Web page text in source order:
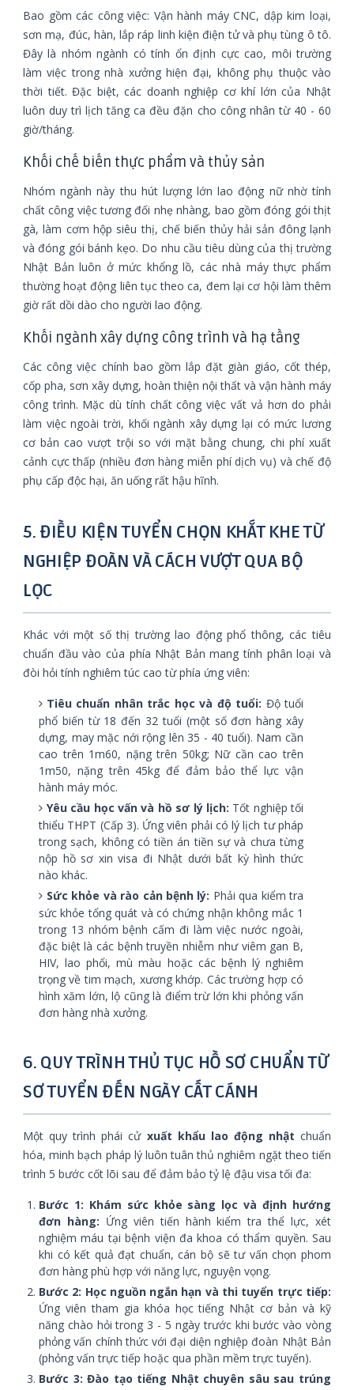
Bao gồm các công việc: Vận hành máy CNC, dập kim loại,
sơn mạ, đúc, hàn, lắp ráp linh kiện điện tử và phụ tùng ô tô.
Đây là nhóm ngành có tính ổn định cực cao, môi trường
làm việc trong nhà xưởng hiện đại, không phụ thuộc vào
thời tiết. Đặc biệt, các doanh nghiệp cơ khí lớn của Nhật
luôn duy trì lịch tăng ca đều đặn cho công nhân từ 40 - 60
giờ/tháng.
Khối chế biến thực phẩm và thủy sản
Nhóm ngành này thu hút lượng lớn lao động nữ nhờ tính
chất công việc tương đối nhẹ nhàng, bao gồm đóng gói thịt
gà, làm cơm hộp siêu thị, chế biến thủy hải sản đông lạnh
và đóng gói bánh kẹo. Do nhu cầu tiêu dùng của thị trường
Nhật Bản luôn ở mức khổng lồ, các nhà máy thực phẩm
thường hoạt động liên tục theo ca, đem lại cơ hội làm thêm
giờ rất dồi dào cho người lao động.
Khối ngành xây dựng công trình và hạ tầng
Các công việc chính bao gồm lắp đặt giàn giáo, cốt thép,
cốp pha, sơn xây dựng, hoàn thiện nội thất và vận hành máy
công trình. Mặc dù tính chất công việc vất vả hơn do phải
làm việc ngoài trời, khối ngành xây dựng lại có mức lương
cơ bản cao vượt trội so với mặt bằng chung, chi phí xuất
cảnh cực thấp (nhiều đơn hàng miễn phí dịch vụ) và chế độ
phụ cấp độc hại, ăn uống rất hậu hĩnh.
5. ĐIỀU KIỆN TUYỂN CHỌN KHẮT KHE TỪ
NGHIỆP ĐOÀN VÀ CÁCH VƯỢT QUA BỘ
LỌC
Khác với một số thị trường lao động phổ thông, các tiêu
chuẩn đầu vào của phía Nhật Bản mang tính phân loại và
đòi hỏi tính nghiêm túc cao từ phía ứng viên:
Tiêu chuẩn nhân trắc học và độ tuổi: Độ tuổi
phổ biến từ 18 đến 32 tuổi (một số đơn hàng xây
dựng, may mặc nới rộng lên 35 - 40 tuổi). Nam cần
cao trên 1m60, nặng trên 50kg; Nữ cần cao trên
1m50, nặng trên 45kg để đảm bảo thể lực vận
hành máy móc.
Yêu cầu học vấn và hồ sơ lý lịch: Tốt nghiệp tối
thiểu THPT (Cấp 3). Ứng viên phải có lý lịch tư pháp
trong sạch, không có tiền án tiền sự và chưa từng
nộp hồ sơ xin visa đi Nhật dưới bất kỳ hình thức
nào khác.
Sức khỏe và rào cản bệnh lý: Phải qua kiểm tra
sức khỏe tổng quát và có chứng nhận không mắc 1
trong 13 nhóm bệnh cấm đi làm việc nước ngoài,
đặc biệt là các bệnh truyền nhiễm như viêm gan B,
HIV, lao phổi, mù màu hoặc các bệnh lý nghiêm
trọng về tim mạch, xương khớp. Các trường hợp có
hình xăm lớn, lộ cũng là điểm trừ lớn khi phỏng vấn
đơn hàng nhà xưởng.
6. QUY TRÌNH THỦ TỤC HỒ SƠ CHUẨN TỪ
SƠ TUYỂN ĐẾN NGÀY CẤT CÁNH
Một quy trình phái cử xuất khẩu lao động nhật chuẩn
hóa, minh bạch pháp lý luôn tuân thủ nghiêm ngặt theo tiến
trình 5 bước cốt lõi sau để đảm bảo tỷ lệ đậu visa tối đa:
Bước 1: Khám sức khỏe sàng lọc và định hướng
đơn hàng: Ứng viên tiến hành kiểm tra thể lực, xét
nghiệm máu tại bệnh viện đa khoa có thẩm quyền. Sau
khi có kết quả đạt chuẩn, cán bộ sẽ tư vấn chọn phom
đơn hàng phù hợp với năng lực, nguyện vọng.
Bước 2: Học nguồn ngắn hạn và thi tuyển trực tiếp:
Ứng viên tham gia khóa học tiếng Nhật cơ bản và kỹ
năng chào hỏi trong 3 - 5 ngày trước khi bước vào vòng
phỏng vấn chính thức với đại diện nghiệp đoàn Nhật Bản
(phỏng vấn trực tiếp hoặc qua phần mềm trực tuyến).
Bước 3: Đào tạo tiếng Nhật chuyên sâu sau trúng